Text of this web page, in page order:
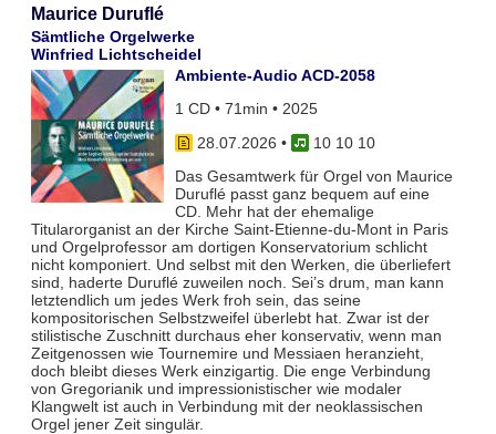
Maurice Duruflé
Sämtliche Orgelwerke
Winfried Lichtscheidel
Ambiente-Audio ACD-2058
1 CD • 71min • 2025
28.07.2026 •
10 10 10
Das Gesamtwerk für Orgel von Maurice
Duruflé passt ganz bequem auf eine
CD. Mehr hat der ehemalige
Titularorganist an der Kirche Saint-Etienne-du-Mont in Paris
und Orgelprofessor am dortigen Konservatorium schlicht
nicht komponiert. Und selbst mit den Werken, die überliefert
sind, haderte Duruflé zuweilen noch. Sei’s drum, man kann
letztendlich um jedes Werk froh sein, das seine
kompositorischen Selbstzweifel überlebt hat. Zwar ist der
stilistische Zuschnitt durchaus eher konservativ, wenn man
Zeitgenossen wie Tournemire und Messiaen heranzieht,
doch bleibt dieses Werk einzigartig. Die enge Verbindung
von Gregorianik und impressionistischer wie modaler
Klangwelt ist auch in Verbindung mit der neoklassischen
Orgel jener Zeit singulär.